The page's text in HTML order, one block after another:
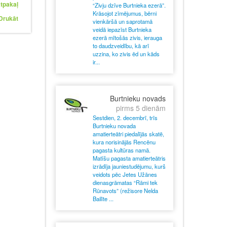
“Zivju dzīve Burtnieka ezerā”.
Krāsojot zīmējumus, bērni
vienkāršā un saprotamā
veidā iepazīst Burtnieka
ezerā mītošās zivis, ierauga
to daudzveidību, kā arī
uzzina, ko zivis ēd un kāds
ir...
Burtnieku novads
pirms 5 dienām
Sestdien, 2. decembrī, trīs
Burtnieku novada
amatierteātri piedalījās skatē,
kura norisinājās Rencēnu
pagasta kultūras namā.
Matīšu pagasta amatierteātris
izrādīja jauniestudējumu, kurš
veidots pēc Jetes Užānes
dienasgrāmatas “Rāmi tek
Rūnavots” (režisore Nelda
Bailīte ...